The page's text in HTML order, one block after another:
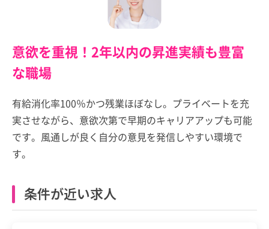
意欲を重視！2年以内の昇進実績も豊富
な職場
有給消化率100％かつ残業ほぼなし。プライベートを充
実させながら、意欲次第で早期のキャリアアップも可能
です。風通しが良く自分の意見を発信しやすい環境で
す。
条件が近い求人